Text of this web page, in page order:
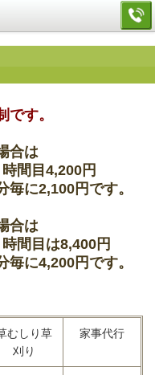
す。
合は
間目4,200円
毎に2,100円です。
合は
間目は8,400円
毎に4,200円です。
むしり草
刈り
家事代行